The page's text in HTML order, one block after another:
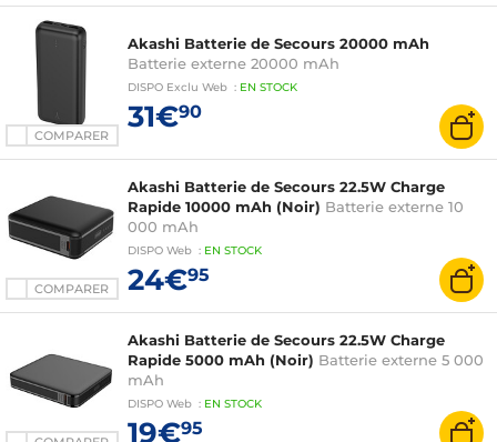
COMPARER
Akashi Batterie de Secours 20000 mAh
Batterie externe 20000 mAh
DISPO Exclu Web : EN STOCK
31€90
COMPARER
Akashi Batterie de Secours 22.5W Charge
Rapide 10000 mAh (Noir) Batterie externe 10
000 mAh
DISPO Web : EN STOCK
24€95
Akashi Batterie de Secours 22.5W Charge
Rapide 5000 mAh (Noir) Batterie externe 5 000
mAh
DISPO Web : EN STOCK
19€95